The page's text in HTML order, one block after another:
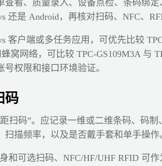
查看、质量录入、设备点检、条码绑
还是 Android，再核对扫码、NFC、
客户端或多任务应用，可优先比较
窝网络，可比较 TPC-GS109M3A 与
权限和接口环境验证。
码
扫码”。应记录一维或二维条码、码
描频率，以及是否戴手套和单手操作
和可选扫码、NFC/HF/UHF RFID 可